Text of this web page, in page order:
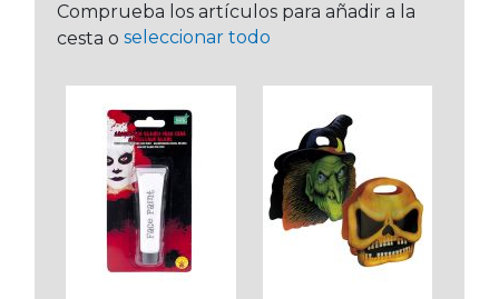
Comprueba los artículos para añadir a la
cesta o seleccionar todo